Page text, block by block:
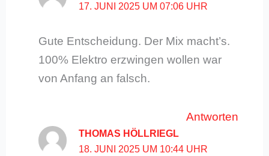
17. JUNI 2025 UM 07:06 UHR
Gute Entscheidung. Der Mix macht’s.
100% Elektro erzwingen wollen war
von Anfang an falsch.
Antworten
THOMAS HÖLLRIEGL
18. JUNI 2025 UM 10:44 UHR